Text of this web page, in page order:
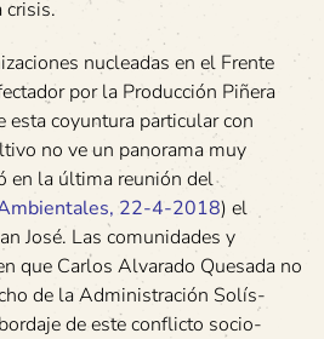
crisis.
nucleadas en el Frente
por la Producción Piñera
esta coyuntura particular con
no ve un panorama muy
en la última reunión del
22-4-2018) el
José. Las comunidades y
que Carlos Alvarado Quesada no
de la Administración Solís-
de este conflicto socio-